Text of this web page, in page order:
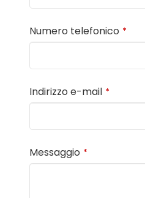
Numero telefonico *
Indirizzo e-mail *
Messaggio *